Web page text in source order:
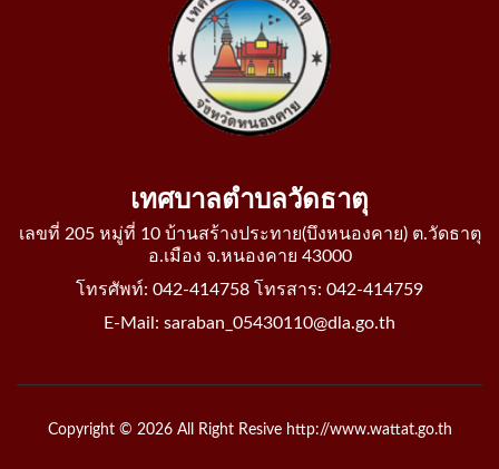
เทศบาลตำบลวัดธาตุ
เลขที่ 205 หมู่ที่ 10 บ้านสร้างประทาย(บึงหนองคาย) ต.วัดธาตุ
อ.เมือง จ.หนองคาย 43000
โทรศัพท์: 042-414758 โทรสาร: 042-414759
E-Mail: saraban_05430110@dla.go.th
Copyright © 2026 All Right Resive http://www.wattat.go.th